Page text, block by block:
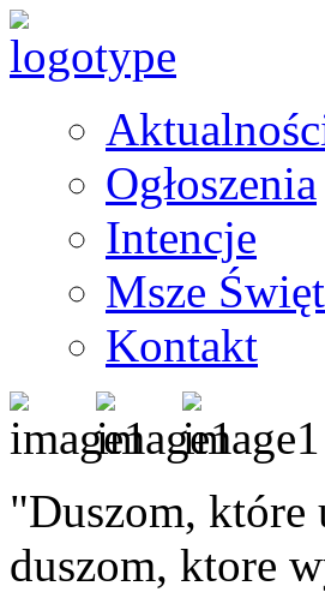
Ogłoszenia
Intencje
Msze
Kontakt
"Duszom, które
duszom, ktore